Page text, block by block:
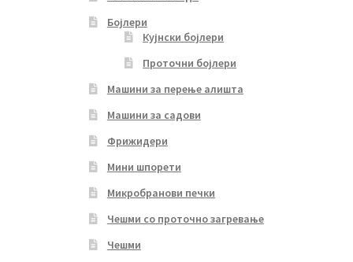
Бојлери
Кујнски бојлери
Проточни бојлери
Машини за перење алишта
Машини за садови
Фрижидери
Мини шпорети
Микробранови печки
Чешми со проточно загревање
Чешми